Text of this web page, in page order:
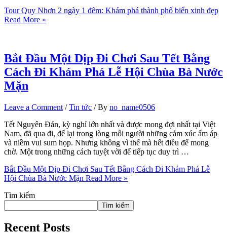
Tour Quy Nhơn 2 ngày 1 đêm: Khám phá thành phố biển xinh đẹp
Read More »
Bắt Đầu Một Dịp Đi Chơi Sau Tết Bằng
Cách Đi Khám Phá Lễ Hội Chùa Bà Nước
Mặn
Leave a Comment /Tin tức / By no_name0506
Tết Nguyên Đán, kỳ nghỉ lớn nhất và được mong đợi nhất tại Việt
Nam, đã qua đi, để lại trong lòng mỗi người những cảm xúc ấm áp
và niềm vui sum họp. Nhưng không vì thế mà hết điều để mong
chờ. Một trong những cách tuyệt vời để tiếp tục duy trì …
Bắt Đầu Một Dịp Đi Chơi Sau Tết Bằng Cách Đi Khám Phá Lễ
Hội Chùa Bà Nước Mặn Read More »
Tìm kiếm
Tìm kiếm
Recent Posts